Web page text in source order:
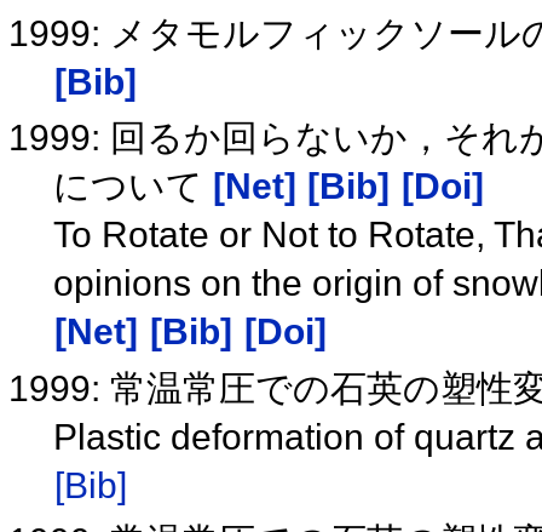
1999: メタモルフィックソー
[Bib]
1999: 回るか回らないか，それ
について [Net] [Bib]
[Doi]
To Rotate or Not to Rotate,
opinions on the origin of
[Net]
[Bib]
[Doi]
1999: 常温常圧での石英の塑性
Plastic deformation of quartz
[Bib]